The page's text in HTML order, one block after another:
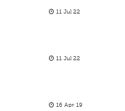
11 Jul 22
11 Jul 22
16 Apr 19